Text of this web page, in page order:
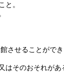
と。
させることができ
はそのおそれが